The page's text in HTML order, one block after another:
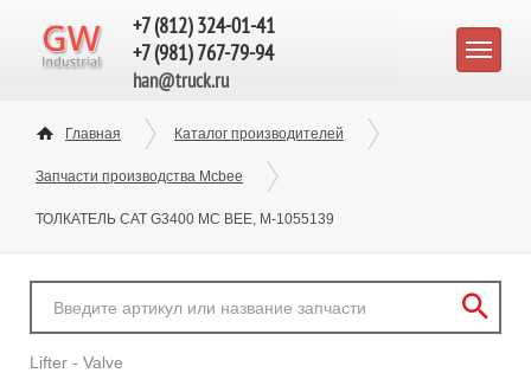
+7 (812) 324-01-41
+7 (981) 767-79-94
han@truck.ru
Главная Каталог производителей
Запчасти производства Mcbee
ТОЛКАТЕЛЬ CAT G3400 MC BEE, M-1055139
Lifter - Valve